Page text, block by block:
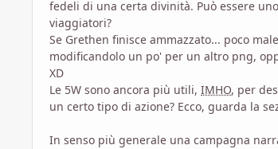
fedeli di una certa divinità. Può essere
viaggiatori?
Se Grethen finisce ammazzato... poco
modificandolo un po' per un altro png,
XD
Le 5W sono ancora più utili, IMHO, per
un certo tipo di azione? Ecco, guarda la
In senso più generale una campagna